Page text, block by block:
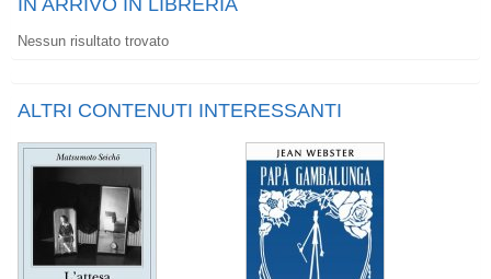
IN ARRIVO IN LIBRERIA
Nessun risultato trovato
ALTRI CONTENUTI INTERESSANTI